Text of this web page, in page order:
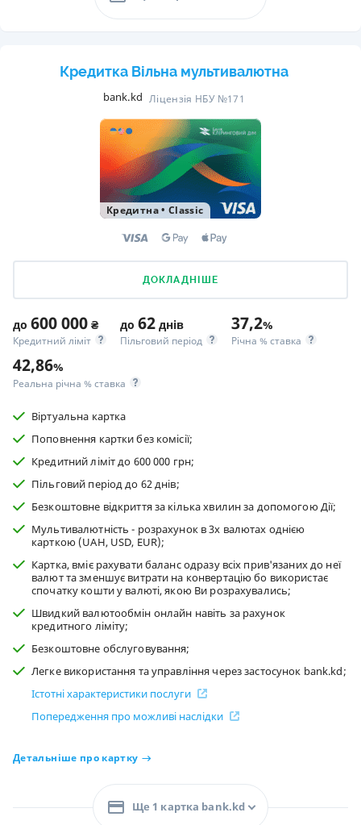
Кредитка Вільна мультивалютна
bank.kd Ліцензія НБУ №171
Кредитна• Classic
ДОКЛАДНІШЕ
до 600 000 ₴
Кредитний ліміт
до 62 днів
Пільговий період
37,2%
Річна % ставка
42,86%
Реальна річна % ставка
Віртуальна картка
Поповнення картки без комісії;
Кредитний ліміт до 600 000 грн;
Пільговий період до 62 днів;
Безкоштовне відкриття за кілька хвилин за допомогою Дії;
Мультивалютність - розрахунок в 3х валютах однією
карткою (UAH, USD, EUR);
Картка, вміє рахувати баланс одразу всіх прив'язаних до неї
валют та зменшує витрати на конвертацію бо використає
спочатку кошти у валюті, якою Ви розрахувались;
Швидкий валютообмін онлайн навіть за рахунок
кредитного ліміту;
Безкоштовне обслуговування;
Легке використання та управління через застосунок bank.kd;
Істотні характеристики послуги
Попередження про можливі наслідки
Детальніше про картку
Ще 1 картка bank.kd